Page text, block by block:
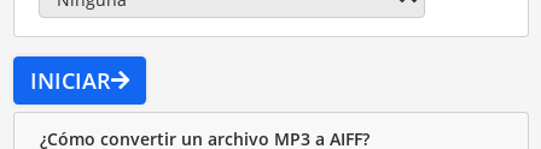
INICIAR
¿Cómo convertir un archivo MP3 a AIFF?